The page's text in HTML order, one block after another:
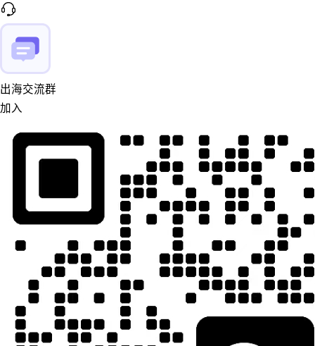
出海交流群
加入